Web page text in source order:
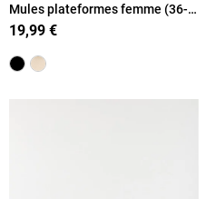
Mules plateformes femme (36-
41)
19,99 €